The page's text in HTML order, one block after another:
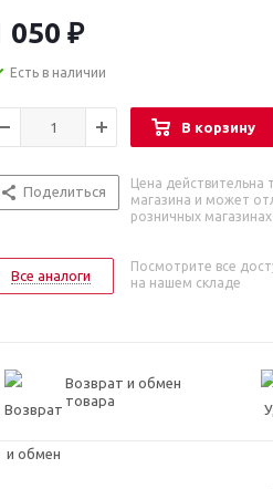
050 ₽
Есть в наличии
В корзину
Поделиться
Цена действительна
магазина и может
розничных магазинах
Все аналоги
Посмотрите все
на нашем складе
Возврат и обмен
товара